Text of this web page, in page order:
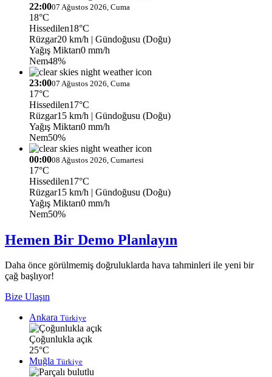
22:0007 Ağustos 2026, Cuma
18°C
Hissedilen18°C
Rüzgar20 km/h | Gündoğusu (Doğu)
Yağış Miktarı0 mm/h
Nem48%
23:0007 Ağustos 2026, Cuma
17°C
Hissedilen17°C
Rüzgar15 km/h | Gündoğusu (Doğu)
Yağış Miktarı0 mm/h
Nem50%
00:0008 Ağustos 2026, Cumartesi
17°C
Hissedilen17°C
Rüzgar15 km/h | Gündoğusu (Doğu)
Yağış Miktarı0 mm/h
Nem50%
Hemen Bir Demo Planlayın
Daha önce görülmemiş doğruluklarda hava tahminleri ile yeni bir
çağ başlıyor!
Bize Ulaşın
Ankara Türkiye
Çoğunlukla açık
25°C
Muğla Türkiye